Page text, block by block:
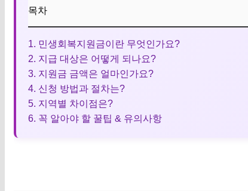
목차
1. 민생회복지원금이란 무엇인가요?
2. 지급 대상은 어떻게 되나요?
3. 지원금 금액은 얼마인가요?
4. 신청 방법과 절차는?
5. 지역별 차이점은?
6. 꼭 알아야 할 꿀팁 & 유의사항